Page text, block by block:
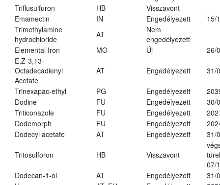
Triflusulfuron
HB Visszavont
-
Emamectin
IN Engedélyezett
15/
Trimethylamine
hydrochloride
AT
Nem
engedélyezett
Elemental Iron
MO Új
26/
E,Z-3,13-
Octadecadienyl
Acetate
AT Engedélyezett 31/
Trinexapac-ethyl PG Engedélyezett
Dodine
FU Engedélyezett
30/
Triticonazole
FU Engedélyezett
Dodemorph
FU Engedélyezett
Dodecyl acetate
AT Engedélyezett 31/
Tritosulforon HB Visszavont
07/
Dodecan-1-ol
AT Engedélyezett
31/